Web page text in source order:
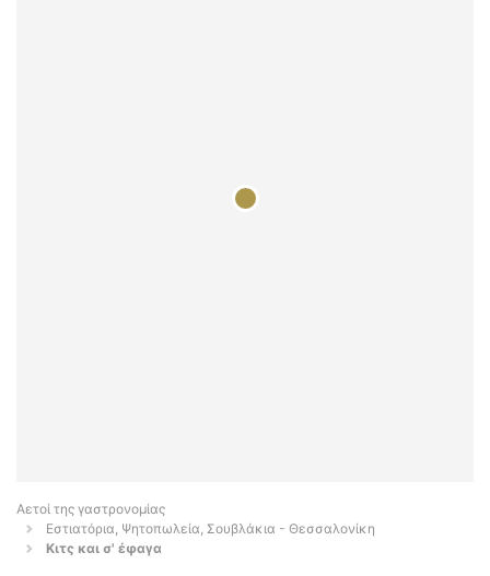
Αετοί της γαστρονομίας
Εστιατόρια, Ψητοπωλεία, Σουβλάκια - Θεσσαλονίκη
Κιτς και σ' έφαγα